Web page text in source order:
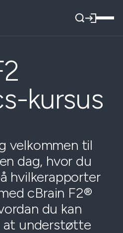
kursus
velkommen til
dag, hvor du
hvilkerapporter
cBrain F2®
du kan
at understøtte